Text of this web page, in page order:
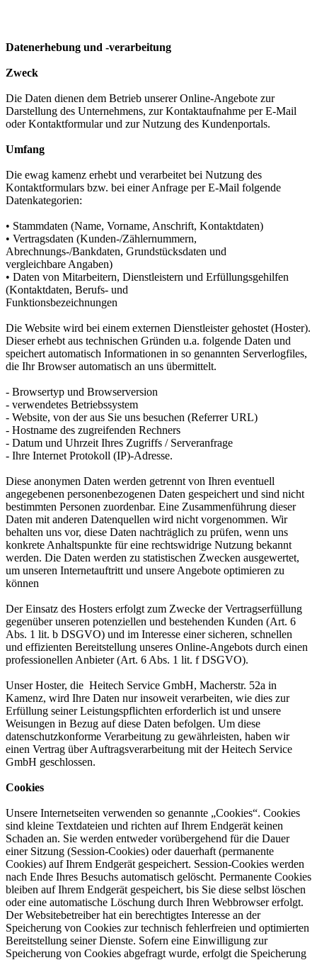
Datenerhebung und -verarbeitung
Zweck
Die Daten dienen dem Betrieb unserer Online-Angebote zur
Darstellung des Unternehmens, zur Kontaktaufnahme per E-Mail
oder Kontaktformular und zur Nutzung des Kundenportals.
Umfang
Die ewag kamenz erhebt und verarbeitet bei Nutzung des
Kontaktformulars bzw. bei einer Anfrage per E-Mail folgende
Datenkategorien:
• Stammdaten (Name, Vorname, Anschrift, Kontaktdaten)
• Vertragsdaten (Kunden-/Zählernummern,
Abrechnungs-/Bankdaten, Grundstücksdaten und
vergleichbare Angaben)
• Daten von Mitarbeitern, Dienstleistern und Erfüllungsgehilfen
(Kontaktdaten, Berufs- und
Funktionsbezeichnungen
Die Website wird bei einem externen Dienstleister gehostet (Hoster).
Dieser erhebt aus technischen Gründen u.a. folgende Daten und
speichert automatisch Informationen in so genannten Serverlogfiles,
die Ihr Browser automatisch an uns übermittelt.
- Browsertyp und Browserversion
- verwendetes Betriebssystem
- Website, von der aus Sie uns besuchen (Referrer URL)
- Hostname des zugreifenden Rechners
- Datum und Uhrzeit Ihres Zugriffs / Serveranfrage
- Ihre Internet Protokoll (IP)-Adresse.
Diese anonymen Daten werden getrennt von Ihren eventuell
angegebenen personenbezogenen Daten gespeichert und sind nicht
bestimmten Personen zuordenbar. Eine Zusammenführung dieser
Daten mit anderen Datenquellen wird nicht vorgenommen. Wir
behalten uns vor, diese Daten nachträglich zu prüfen, wenn uns
konkrete Anhaltspunkte für eine rechtswidrige Nutzung bekannt
werden. Die Daten werden zu statistischen Zwecken ausgewertet,
um unseren Internetauftritt und unsere Angebote optimieren zu
können
Der Einsatz des Hosters erfolgt zum Zwecke der Vertragserfüllung
gegenüber unseren potenziellen und bestehenden Kunden (Art. 6
Abs. 1 lit. b DSGVO) und im Interesse einer sicheren, schnellen
und effizienten Bereitstellung unseres Online-Angebots durch einen
professionellen Anbieter (Art. 6 Abs. 1 lit. f DSGVO).
Unser Hoster, die Heitech Service GmbH, Macherstr. 52a in
Kamenz, wird Ihre Daten nur insoweit verarbeiten, wie dies zur
Erfüllung seiner Leistungspflichten erforderlich ist und unsere
Weisungen in Bezug auf diese Daten befolgen. Um diese
datenschutzkonforme Verarbeitung zu gewährleisten, haben wir
einen Vertrag über Auftragsverarbeitung mit der Heitech Service
GmbH geschlossen.
Cookies
Unsere Internetseiten verwenden so genannte „Cookies“. Cookies
sind kleine Textdateien und richten auf Ihrem Endgerät keinen
Schaden an. Sie werden entweder vorübergehend für die Dauer
einer Sitzung (Session-Cookies) oder dauerhaft (permanente
Cookies) auf Ihrem Endgerät gespeichert. Session-Cookies werden
nach Ende Ihres Besuchs automatisch gelöscht. Permanente Cookies
bleiben auf Ihrem Endgerät gespeichert, bis Sie diese selbst löschen
oder eine automatische Löschung durch Ihren Webbrowser erfolgt.
Der Websitebetreiber hat ein berechtigtes Interesse an der
Speicherung von Cookies zur technisch fehlerfreien und optimierten
Bereitstellung seiner Dienste. Sofern eine Einwilligung zur
Speicherung von Cookies abgefragt wurde, erfolgt die Speicherung